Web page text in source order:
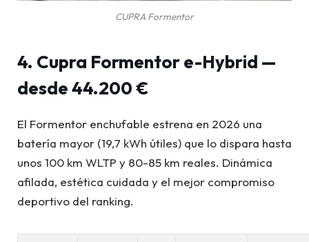
CUPRA Formentor
4. Cupra Formentor e-Hybrid —
desde 44.200 €
El Formentor enchufable estrena en 2026 una
batería mayor (19,7 kWh útiles) que lo dispara hasta
unos 100 km WLTP y 80-85 km reales. Dinámica
afilada, estética cuidada y el mejor compromiso
deportivo del ranking.